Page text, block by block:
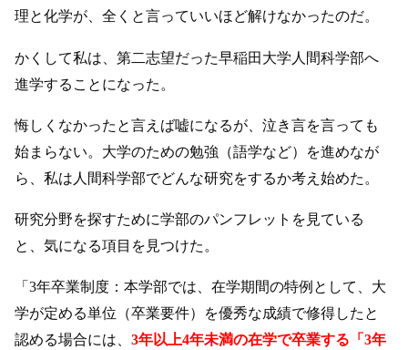
理と化学が、全くと言っていいほど解けなかったのだ。
かくして私は、第二志望だった早稲田大学人間科学部へ
進学することになった。
悔しくなかったと言えば嘘になるが、泣き言を言っても
始まらない。大学のための勉強（語学など）を進めなが
ら、私は人間科学部でどんな研究をするか考え始めた。
研究分野を探すために学部のパンフレットを見ている
と、気になる項目を見つけた。
「3年卒業制度：本学部では、在学期間の特例として、大
学が定める単位（卒業要件）を優秀な成績で修得したと
認める場合には、3年以上4年未満の在学で卒業する「3年